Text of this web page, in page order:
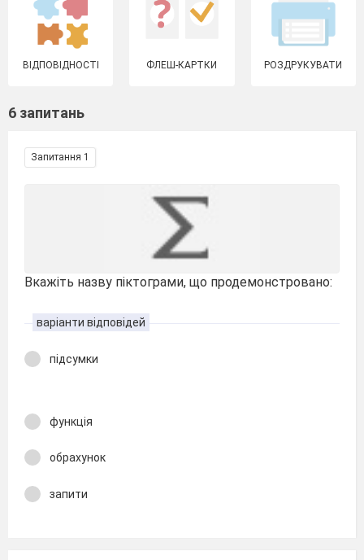
ВІДПОВІДНОСТІ ФЛЕШ-КАРТКИ РОЗДРУКУВАТИ
6 запитань
Запитання 1
Вкажіть назву піктограми, що продемонстровано:
варіанти відповідей
підсумки
функція
обрахунок
запити